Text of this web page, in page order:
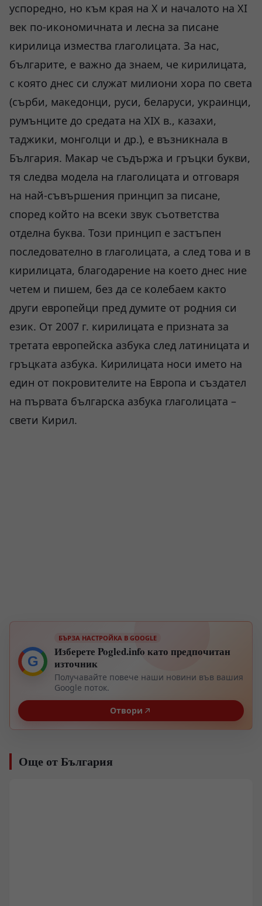
успоредно, но към края на Х и началото на ХІ
век по-икономичната и лесна за писане
кирилица измества глаголицата. За нас,
българите, е важно да знаем, че кирилицата,
с която днес си служат милиони хора по света
(сърби, македонци, руси, беларуси, украинци,
румънците до средата на ХIХ в., казахи,
таджики, монголци и др.), е възникнала в
България. Макар че съдържа и гръцки букви,
тя следва модела на глаголицата и отговаря
на най-съвършения принцип за писане,
според който на всеки звук съответства
отделна буква. Този принцип е застъпен
последователно в глаголицата, а след това и в
кирилицата, благодарение на което днес ние
четем и пишем, без да се колебаем както
други европейци пред думите от родния си
език. От 2007 г. кирилицата е призната за
третата европейска азбука след латиницата и
гръцката азбука. Кирилицата носи името на
един от покровителите на Европа и създател
на първата българска азбука глаголицата –
свети Кирил.
G
БЪРЗА НАСТРОЙКА В GOOGLE
Изберете Pogled.info като предпочитан
източник
Получавайте повече наши новини във вашия
Google поток.
Отвори
Още от България